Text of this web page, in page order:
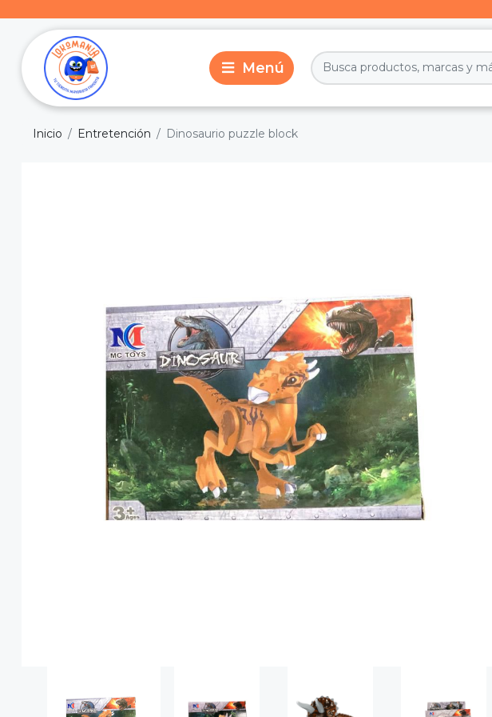
Inicio Entretención Dinosaurio puzzle block